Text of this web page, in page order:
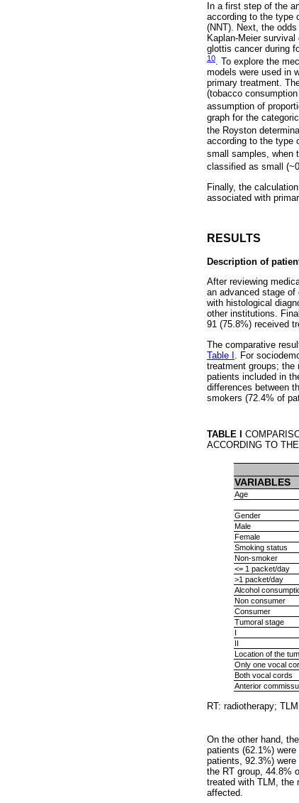
In a first step of the
according to the type
(NNT). Next, the
Kaplan-Meier
glottis cancer during
10. To explore the
models were used in
primary treatment.
(tobacco
assumption of
graph for the
the Royston
according to the type
small samples, when
classified as small
Finally, the
associated with
RESULTS
Description of
After reviewing
an advanced stage
with histological
other institutions.
91 (75.8%) received
The comparative
Table I . For
treatment groups; the
patients included in
differences between
smokers (72.4% of
TABLE I
ACCORDING TO
VARIABLES
Age
Gender
Male
Female
Smoking status
Non-smoker
<= 1 packet/day
>1 packet/day
Alcohol
Non consumer
Consumer
Tumoral stage
Location of the
Only one vocal
Both vocal cords
Anterior
RT: radiotherapy;
On the other hand,
patients (62.1%)
patients, 92.3%)
the RT group, 44.8%
treated with TLM, the
affected.